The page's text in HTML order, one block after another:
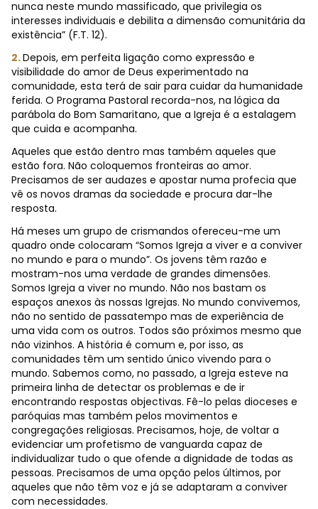
nunca neste mundo massificado, que privilegia os
interesses individuais e debilita a dimensão comunitária da
existência” (F.T. 12).
2.Depois, em perfeita ligação como expressão e
visibilidade do amor de Deus experimentado na
comunidade, esta terá de sair para cuidar da humanidade
ferida. O Programa Pastoral recorda-nos, na lógica da
parábola do Bom Samaritano, que a Igreja é a estalagem
que cuida e acompanha.
Aqueles que estão dentro mas também aqueles que
estão fora. Não coloquemos fronteiras ao amor.
Precisamos de ser audazes e apostar numa profecia que
vê os novos dramas da sociedade e procura dar-lhe
resposta.
Há meses um grupo de crismandos ofereceu-me um
quadro onde colocaram “Somos Igreja a viver e a conviver
no mundo e para o mundo”. Os jovens têm razão e
mostram-nos uma verdade de grandes dimensões.
Somos Igreja a viver no mundo. Não nos bastam os
espaços anexos às nossas Igrejas. No mundo convivemos,
não no sentido de passatempo mas de experiência de
uma vida com os outros. Todos são próximos mesmo que
não vizinhos. A história é comum e, por isso, as
comunidades têm um sentido único vivendo para o
mundo. Sabemos como, no passado, a Igreja esteve na
primeira linha de detectar os problemas e de ir
encontrando respostas objectivas. Fê-lo pelas dioceses e
paróquias mas também pelos movimentos e
congregações religiosas. Precisamos, hoje, de voltar a
evidenciar um profetismo de vanguarda capaz de
individualizar tudo o que ofende a dignidade de todas as
pessoas. Precisamos de uma opção pelos últimos, por
aqueles que não têm voz e já se adaptaram a conviver
com necessidades.